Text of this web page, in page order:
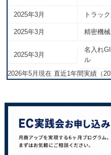
2025年3月 トラッ
2025年3月 精密機
2025年3月
名入れ
ル
2026年5月現在 直近1年間実績（